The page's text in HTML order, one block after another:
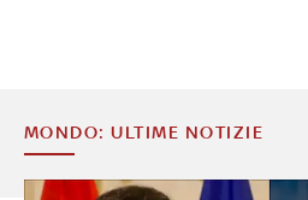
MONDO: ULTIME NOTIZIE